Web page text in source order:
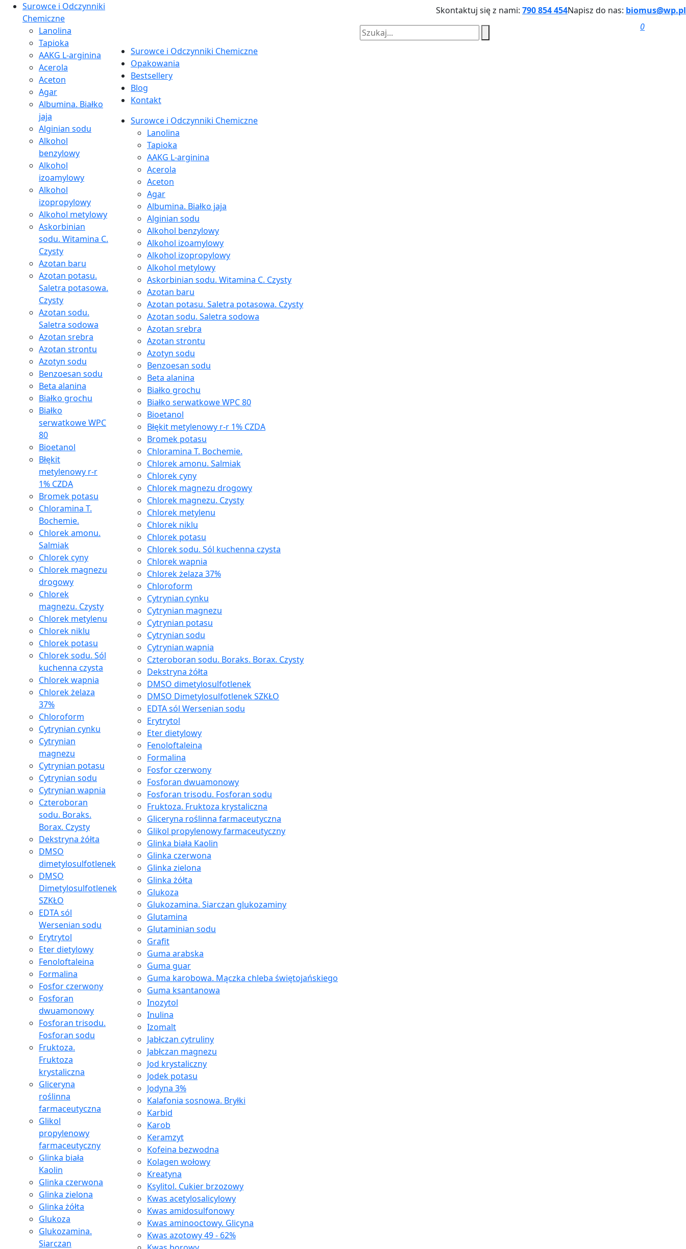
Surowce i Odczynniki
Chemiczne
Lanolina
Tapioka
AAKG L-arginina
Acerola
Aceton
Agar
Albumina. Białko
jaja
Alginian sodu
Alkohol
benzylowy
Alkohol
izoamylowy
Alkohol
izopropylowy
Alkohol metylowy
Askorbinian
sodu. Witamina C.
Czysty
Azotan baru
Azotan potasu.
Saletra potasowa.
Czysty
Azotan sodu.
Saletra sodowa
Azotan srebra
Azotan strontu
Azotyn sodu
Benzoesan sodu
Beta alanina
Białko grochu
Białko
serwatkowe WPC
80
Bioetanol
Błękit
metylenowy r-r
1% CZDA
Bromek potasu
Chloramina T.
Bochemie.
Chlorek amonu.
Salmiak
Chlorek cyny
Chlorek magnezu
drogowy
Chlorek
magnezu. Czysty
Chlorek metylenu
Chlorek niklu
Chlorek potasu
Chlorek sodu. Sól
kuchenna czysta
Chlorek wapnia
Chlorek żelaza
37%
Chloroform
Cytrynian cynku
Cytrynian
magnezu
Cytrynian potasu
Cytrynian sodu
Cytrynian wapnia
Czteroboran
sodu. Boraks.
Borax. Czysty
Dekstryna żółta
DMSO
dimetylosulfotlenek
DMSO
Dimetylosulfotlenek
SZKŁO
EDTA sól
Wersenian sodu
Erytrytol
Eter dietylowy
Fenoloftaleina
Formalina
Fosfor czerwony
Fosforan
dwuamonowy
Fosforan trisodu.
Fosforan sodu
Fruktoza.
Fruktoza
krystaliczna
Gliceryna
roślinna
farmaceutyczna
Glikol
propylenowy
farmaceutyczny
Glinka biała
Kaolin
Glinka czerwona
Glinka zielona
Glinka żółta
Glukoza
Glukozamina.
Siarczan
Skontaktuj się z nami: 790 854 454Napisz do nas: biomus@wp.pl
0
Surowce i Odczynniki Chemiczne
Opakowania
Bestsellery
Blog
Kontakt
Surowce i Odczynniki Chemiczne
Lanolina
Tapioka
AAKG L-arginina
Acerola
Aceton
Agar
Albumina. Białko jaja
Alginian sodu
Alkohol benzylowy
Alkohol izoamylowy
Alkohol izopropylowy
Alkohol metylowy
Askorbinian sodu. Witamina C. Czysty
Azotan baru
Azotan potasu. Saletra potasowa. Czysty
Azotan sodu. Saletra sodowa
Azotan srebra
Azotan strontu
Azotyn sodu
Benzoesan sodu
Beta alanina
Białko grochu
Białko serwatkowe WPC 80
Bioetanol
Błękit metylenowy r-r 1% CZDA
Bromek potasu
Chloramina T. Bochemie.
Chlorek amonu. Salmiak
Chlorek cyny
Chlorek magnezu drogowy
Chlorek magnezu. Czysty
Chlorek metylenu
Chlorek niklu
Chlorek potasu
Chlorek sodu. Sól kuchenna czysta
Chlorek wapnia
Chlorek żelaza 37%
Chloroform
Cytrynian cynku
Cytrynian magnezu
Cytrynian potasu
Cytrynian sodu
Cytrynian wapnia
Czteroboran sodu. Boraks. Borax. Czysty
Dekstryna żółta
DMSO dimetylosulfotlenek
DMSO Dimetylosulfotlenek SZKŁO
EDTA sól Wersenian sodu
Erytrytol
Eter dietylowy
Fenoloftaleina
Formalina
Fosfor czerwony
Fosforan dwuamonowy
Fosforan trisodu. Fosforan sodu
Fruktoza. Fruktoza krystaliczna
Gliceryna roślinna farmaceutyczna
Glikol propylenowy farmaceutyczny
Glinka biała Kaolin
Glinka czerwona
Glinka zielona
Glinka żółta
Glukoza
Glukozamina. Siarczan glukozaminy
Glutamina
Glutaminian sodu
Grafit
Guma arabska
Guma guar
Guma karobowa. Mączka chleba świętojańskiego
Guma ksantanowa
Inozytol
Inulina
Izomalt
Jabłczan cytruliny
Jabłczan magnezu
Jod krystaliczny
Jodek potasu
Jodyna 3%
Kalafonia sosnowa. Bryłki
Karbid
Karob
Keramzyt
Kofeina bezwodna
Kolagen wołowy
Kreatyna
Ksylitol. Cukier brzozowy
Kwas acetylosalicylowy
Kwas amidosulfonowy
Kwas aminooctowy. Glicyna
Kwas azotowy 49 - 62%